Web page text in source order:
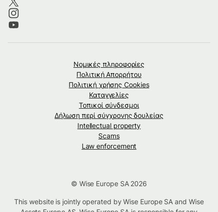
Νομικές πληροφορίες
Πολιτική Απορρήτου
Πολιτική χρήσης Cookies
Καταγγελίες
Τοπικοί σύνδεσμοι
Δήλωση περί σύγχρονης δουλείας
Intellectual property
Scams
Law enforcement
© Wise Europe SA 2026
This website is jointly operated by Wise Europe SA and Wise